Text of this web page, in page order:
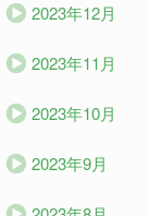
2023年12月
2023年11月
2023年10月
2023年9月